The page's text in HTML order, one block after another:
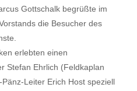
Gottschalk begrüßte im
die Besucher des
erlebten einen
Stefan Ehrlich (Feldkaplan
Leiter Erich Host speziell